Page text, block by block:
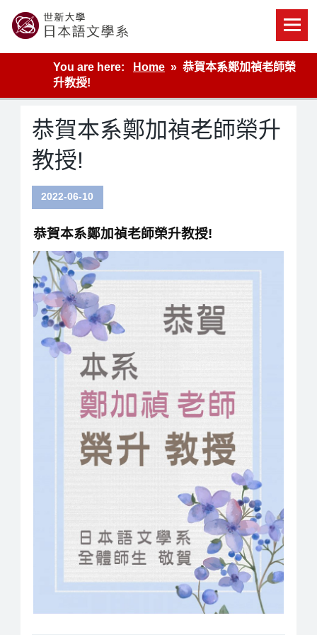
content
世新大學教學單位的網站
You are here:
Home
恭賀本系鄭加禎老師榮
升教授!
恭賀本系鄭加禎老師榮升
教授!
2022-06-10
恭賀本系鄭加禎老師榮升教授!